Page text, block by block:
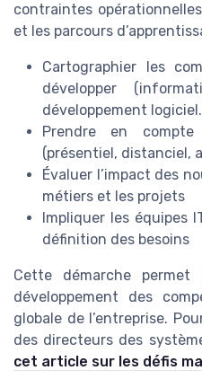
contraintes
et les parcours
Cartographier les
développer
développement
Prendre en
(présentiel, distanciel,
Évaluer l’impact des
métiers et les projets
Impliquer les équipes
définition des besoins
Cette démarche permet
développement des
globale de l’entreprise.
des directeurs des
cet article sur les défis